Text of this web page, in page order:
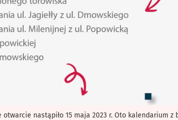
otwarcie nastąpiło 15 maja 2023 r. Oto kalendarium z